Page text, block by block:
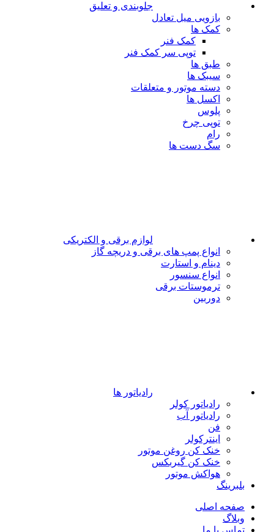
جلوبندی و تعلیق
بازویی میل تعادل
کمک ها
کمک فنر
توپی سر کمک فنر
طبق ها
سیبک ها
دسته موتور و متعلقات
اکسل ها
پلوس
توپی چرخ
رام
سگ دست ها
لوازم برقی و الکتریکی
انواع پمپ های برقی و دریچه گاز
دینام و استارت
انواع سنسور
ترموستات برقی
دوربین
رادیاتور ها
رادیاتور کولر
رادیاتور آب
فن
اینترکولر
خنک کن روغن موتور
خنک کن گیربکس
هواکش موتور
بلبرینگ
صفحه اصلی
وبلاگ